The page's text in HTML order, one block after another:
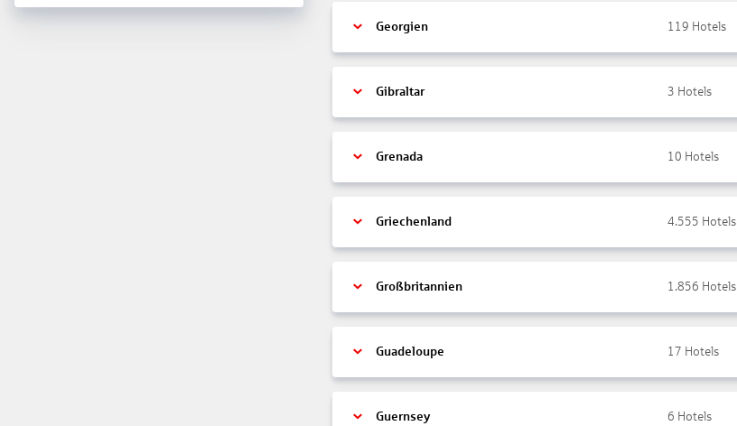
Georgien 119 Hotels
Gibraltar 3 Hotels
Grenada 10 Hotels
Griechenland 4.555 Hotels
Großbritannien 1.856 Hotels
Guadeloupe 17 Hotels
Guernsey 6 Hotels